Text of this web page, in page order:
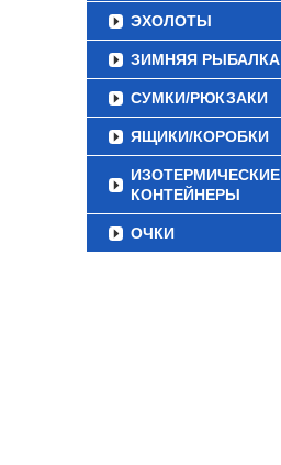
ЭХОЛОТЫ
ЗИМНЯЯ РЫБАЛКА
СУМКИ/РЮКЗАКИ
ЯЩИКИ/КОРОБКИ
ИЗОТЕРМИЧЕСКИЕ
КОНТЕЙНЕРЫ
ОЧКИ